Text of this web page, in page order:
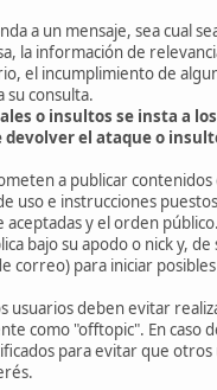
a un mensaje, sea cual
la información de
el incumplimiento de
su consulta.
o insultos se insta a
el ataque o
a publicar
uso e instrucciones
y el orden
bajo su apodo o nick y,
correo) para iniciar
usuarios deben evitar
como "offtopic". En
para evitar que